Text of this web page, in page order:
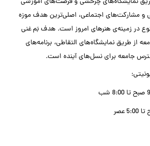
و مشارکت‌های اجتماعی، اصلی‌ترین هدف موزه
در زمینه‌ی هنرهای امروز است. هدف بَم غنی
از طریق نمایشگاه‌های التقاطی، برنامه‌های
جامعه برای نسل‌های آینده است.